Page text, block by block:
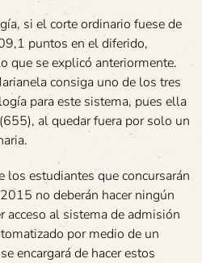
si el corte ordinario fuese de
puntos en el diferido,
que se explicó anteriormente.
consiga uno de los tres
para este sistema, pues ella
al quedar fuera por solo un
los estudiantes que concursarán
no deberán hacer ningún
acceso al sistema de admisión
por medio de un
encargará de hacer estos